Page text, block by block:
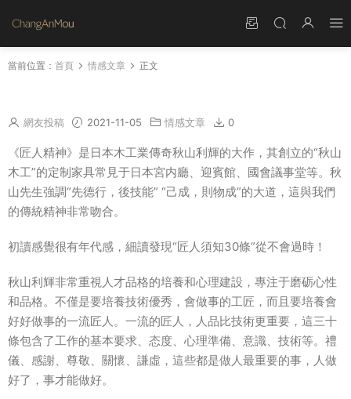
當前位置： 首頁 情感文章 正文
網友投稿 2021-11-05 情感文章 0
《匠人精神》是日本木工業傳奇秋山利輝的大作，其創立的“秋山
木工”的定制家具常見于日本宮内廳、迎賓館、國會議事堂等。秋
山先生強調“先德行，後技能” “己成，則物成”的大道，這與我們
的傳統精神非常吻合。
初讀感覺很有年代感，細讀發現“匠人須知30條”從不會過時！
秋山利輝非常重視人才品格的培養和心理建設，專注于磨砺心性
和品格。不僅是要培養技術優秀，會做事的工匠，而且要培養會
好好做事的一流匠人。一流的匠人，人品比技術更重要，這三十
條包含了工作的基本要求、态度、心理準備、意識、技術等。禮
儀、感謝、尊敬、關懷、謙虛，這些都是做人最重要的事，人做
好了，事才能做好。